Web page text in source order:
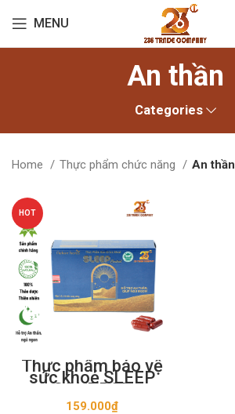
MENU
An thần
Categories
Home Thực phẩm chức năng An thần
HOT
Thực phẩm bảo vệ
sức khoẻ SLEEP
CONTROL
159.000₫